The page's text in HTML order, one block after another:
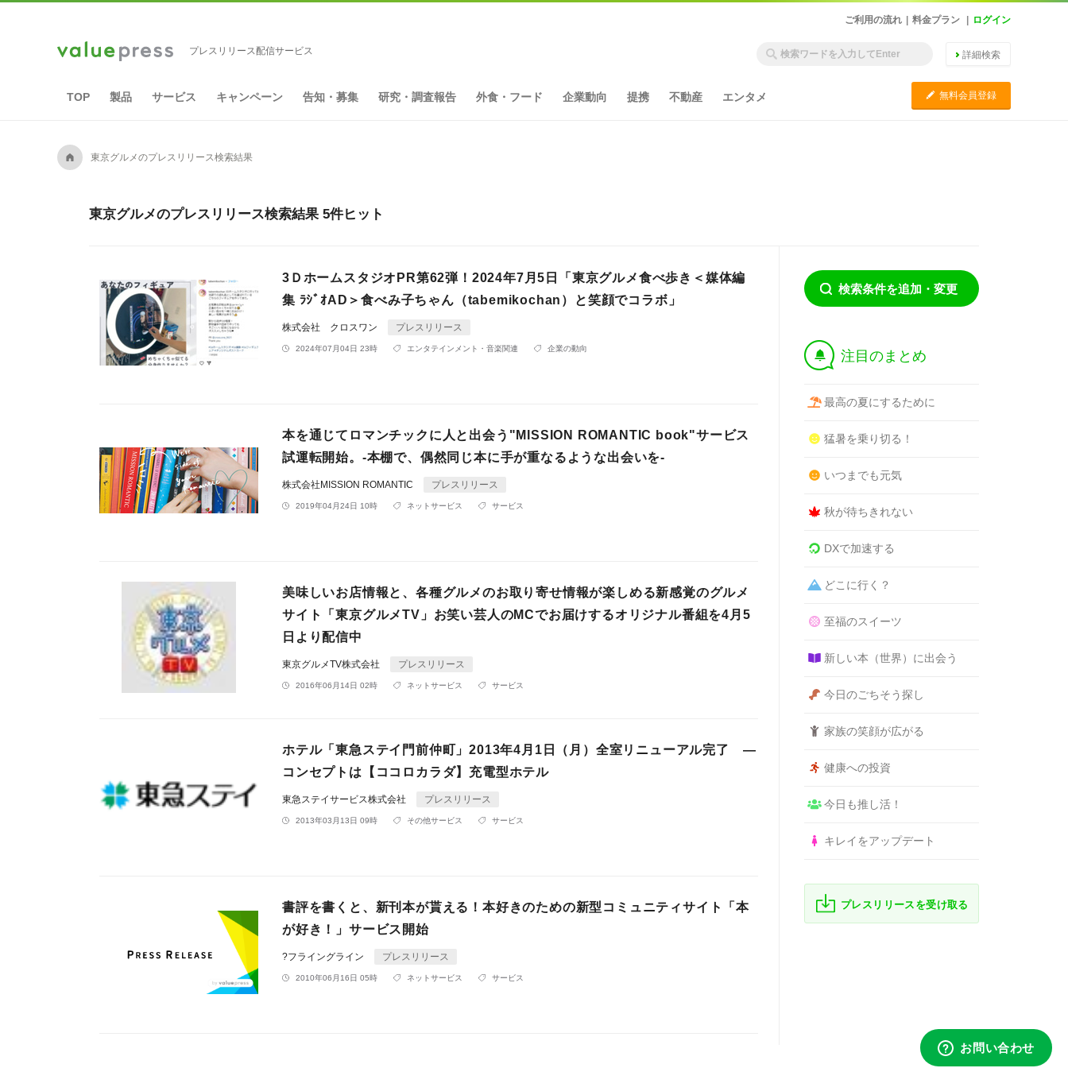
ご利用の流れ 料金プラン ログイン
プレスリリース配信サービス 詳細検索
TOP 製品 サービス キャンペーン 告知・募集 研究・調査報告 外食・フード 企業動向 提携 不動産 エンタメ C 無料会員登録
A 東京グルメのプレスリリース検索結果
東京グルメのプレスリリース検索結果 5件ヒット
3ＤホームスタジオPR第62弾！2024年7月5日「東京グルメ食べ歩き＜媒体編
集 ﾗｼﾞｵAD＞食べみ子ちゃん（tabemikochan）と笑顔でコラボ」
株式会社 クロスワン プレスリリース
2024年07月04日 23時 エンタテインメント・音楽関連 企業の動向
本を通じてロマンチックに人と出会う"MISSION ROMANTIC book"サービス
試運転開始。-本棚で、偶然同じ本に手が重なるような出会いを-
株式会社MISSION ROMANTIC プレスリリース
2019年04月24日 10時 ネットサービス サービス
美味しいお店情報と、各種グルメのお取り寄せ情報が楽しめる新感覚のグルメ
サイト「東京グルメTV」お笑い芸人のMCでお届けするオリジナル番組を4月5
日より配信中
東京グルメTV株式会社 プレスリリース
2016年06月14日 02時 ネットサービス サービス
ホテル「東急ステイ門前仲町」2013年4月1日（月）全室リニューアル完了 ―
コンセプトは【ココロカラダ】充電型ホテル
東急ステイサービス株式会社 プレスリリース
2013年03月13日 09時 その他サービス サービス
書評を書くと、新刊本が貰える！本好きのための新型コミュニティサイト「本
が好き！」サービス開始
?フライングライン プレスリリース
2010年06月16日 05時 ネットサービス サービス
検索条件を追加・変更
† 注目のまとめ
最高の夏にするために
猛暑を乗り切る！
いつまでも元気
秋が待ちきれない
DXで加速する
どこに行く？
至福のスイーツ
新しい本（世界）に出会う
今日のごちそう探し
家族の笑顔が広がる
健康への投資
今日も推し活！
キレイをアップデート
プレスリリースを受け取る